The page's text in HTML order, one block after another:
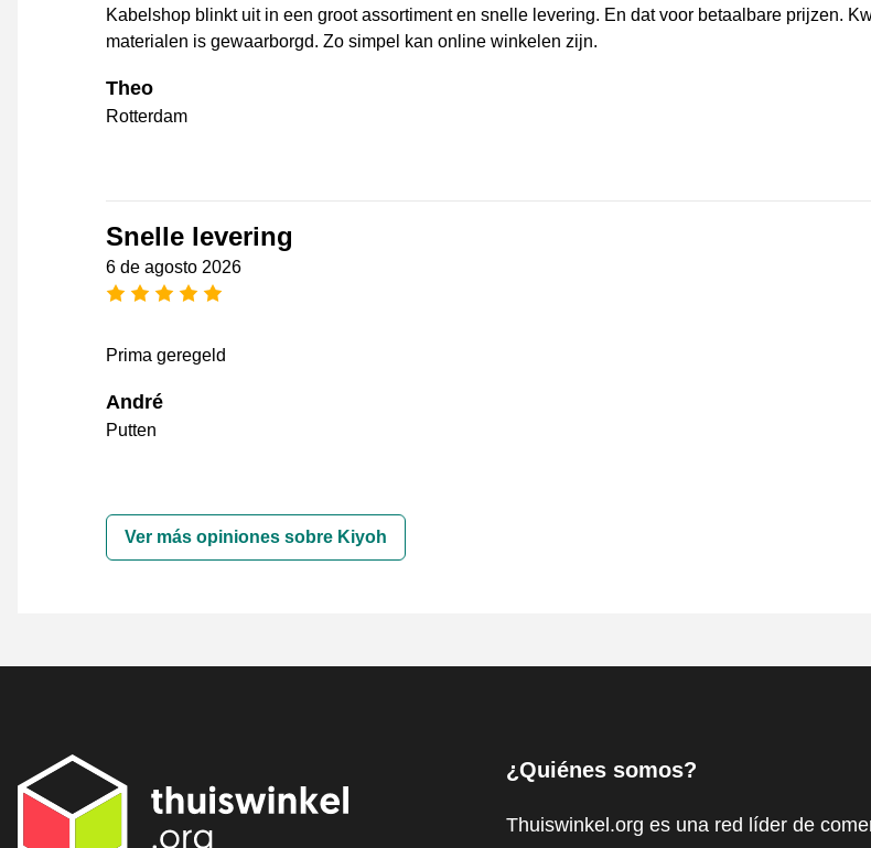
Kabelshop blinkt uit in een groot assortiment en snelle levering. En dat voor betaalbare prijzen.
materialen is gewaarborgd. Zo simpel kan online winkelen zijn.
Theo
Rotterdam
Snelle levering
6 de agosto 2026
[_General:NumberOfStarsPluralFormat]
Prima geregeld
André
Putten
Ver más opiniones sobre Kiyoh
¿Quiénes somos?
Thuiswinkel.org es una red líder de